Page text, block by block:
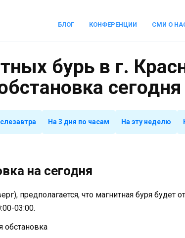
БЛОГ КОНФЕРЕНЦИИ СМИ О
бурь в г.
сегодня
На 3 дня по часам На эту неделю
на сегодня
предполагается, что магнитная буря будет
03:00.
обстановка